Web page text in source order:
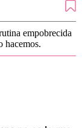
empobrecida
hacemos.